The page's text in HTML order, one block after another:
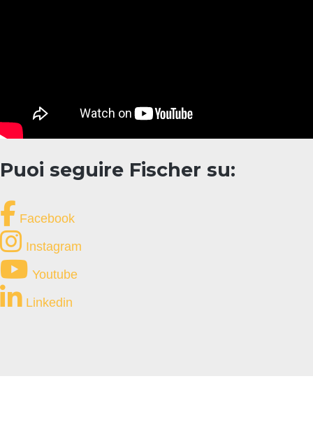
Puoi seguire Fischer su:
Facebook
Instagram
Youtube
Linkedin